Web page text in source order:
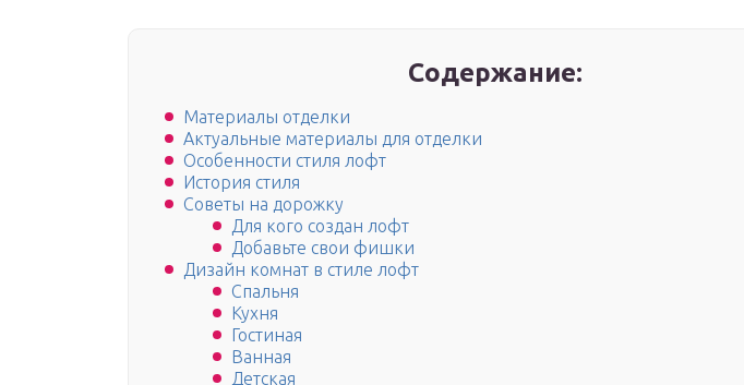
Содержание:
Материалы отделки
Актуальные материалы для отделки
Особенности стиля лофт
История стиля
Советы на дорожку
Для кого создан лофт
Добавьте свои фишки
Дизайн комнат в стиле лофт
Спальня
Кухня
Гостиная
Ванная
Детская